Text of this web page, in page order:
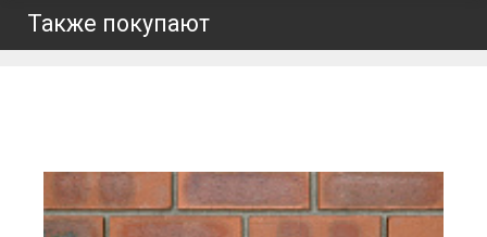
Также покупают